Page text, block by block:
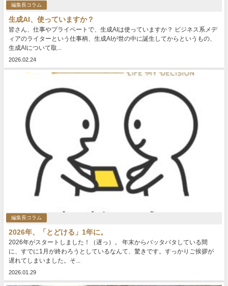
編集長コラム
生成AI、使っていますか？
皆さん、仕事やプライベートで、生成AIは使っていますか？ ビジネス系メデ
ィアのライターという仕事柄、生成AIが世の中に誕生してからというもの、
生成AIについて取...
2026.02.24
編集長コラム
2026年、「とどける」1年に。
2026年がスタートしました！（遅っ）。 年末からバッタバタしている間
に、すでに1月が終わろうとしているなんて、驚きです。すっかりご挨拶が
遅れてしまいました。そ...
2026.01.29